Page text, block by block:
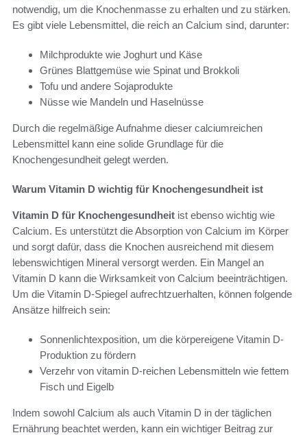
notwendig, um die Knochenmasse zu erhalten und zu stärken.
Es gibt viele Lebensmittel, die reich an Calcium sind, darunter:
Milchprodukte wie Joghurt und Käse
Grünes Blattgemüse wie Spinat und Brokkoli
Tofu und andere Sojaprodukte
Nüsse wie Mandeln und Haselnüsse
Durch die regelmäßige Aufnahme dieser calciumreichen
Lebensmittel kann eine solide Grundlage für die
Knochengesundheit gelegt werden.
Warum Vitamin D wichtig für Knochengesundheit ist
Vitamin D für Knochengesundheit ist ebenso wichtig wie
Calcium. Es unterstützt die Absorption von Calcium im Körper
und sorgt dafür, dass die Knochen ausreichend mit diesem
lebenswichtigen Mineral versorgt werden. Ein Mangel an
Vitamin D kann die Wirksamkeit von Calcium beeinträchtigen.
Um die Vitamin D-Spiegel aufrechtzuerhalten, können folgende
Ansätze hilfreich sein:
Sonnenlichtexposition, um die körpereigene Vitamin D-
Produktion zu fördern
Verzehr von vitamin D-reichen Lebensmitteln wie fettem
Fisch und Eigelb
Indem sowohl Calcium als auch Vitamin D in der täglichen
Ernährung beachtet werden, kann ein wichtiger Beitrag zur